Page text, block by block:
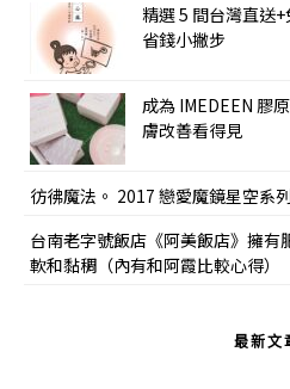
精選 5 間台灣直送
省錢小撇步
成為 IMEDEEN 膠
膚改善看得見
彷彿魔法。 2017 戀愛魔鏡星空系
台南老字號飯店《阿美飯店》擁有
軟和黏稠（內有和阿霞比較心得）
最新文